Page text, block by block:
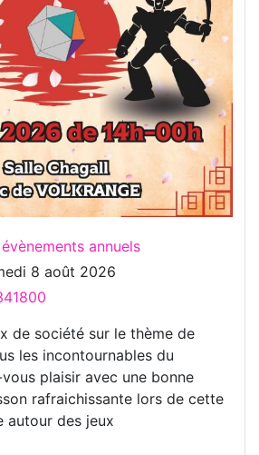
annuels
8 août 2026
de société sur le thème de
les incontournables du
plaisir avec une bonne
rafraichissante lors de cette
autour des jeux